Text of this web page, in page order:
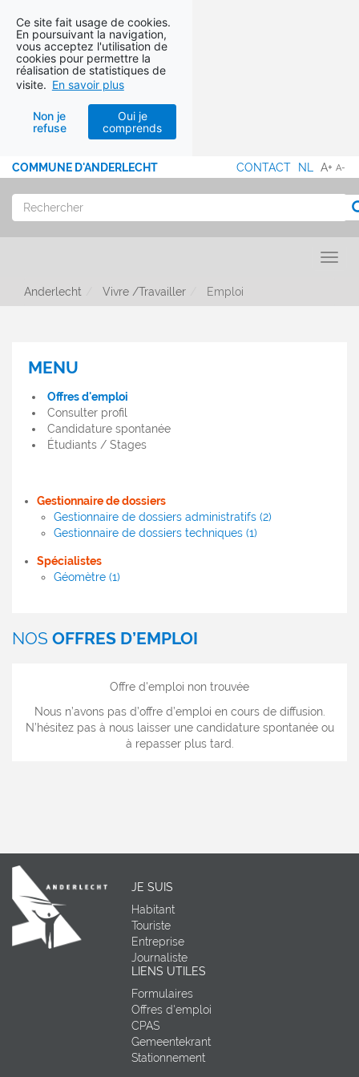
Ce site fait usage de cookies.
En poursuivant la navigation,
vous acceptez l'utilisation de
cookies pour permettre la
réalisation de statistiques de
visite. En savoir plus
Non je
refuse
Oui je
comprends
Aller au contenu
COMMUNE D'ANDERLECHT A+ A-
NL
MENU
PIED
DE
PAGE
CONTACT
Rechercher
Anderlecht Vivre /Travailler Emploi
MENU
D'EMPLOI
MENU
Offres d'emploi
Consulter profil
Candidature spontanée
Étudiants / Stages
Gestionnaire de dossiers
Gestionnaire de dossiers administratifs (2)
Gestionnaire de dossiers techniques (1)
Spécialistes
Géomètre (1)
NOS OFFRES D’EMPLOI
Offre d'emploi non trouvée
Nous n’avons pas d’offre d’emploi en cours de diffusion.
N’hésitez pas à nous laisser une candidature spontanée ou
à repasser plus tard.
JE SUIS
Habitant
Touriste
Entreprise
Journaliste
LIENS UTILES
Formulaires
Offres d'emploi
CPAS
Gemeentekrant
Stationnement